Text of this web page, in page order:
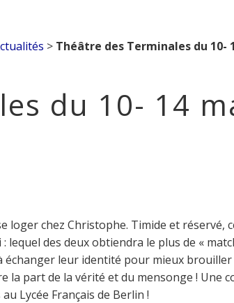
> Théâtre des Terminales du 10-
du 10- 14
chez Christophe. Timide et
des deux obtiendra le plus de «
échanger leur identité pour mieux
part de la vérité et du mensonge ! Une
Lycée Français de Berlin !